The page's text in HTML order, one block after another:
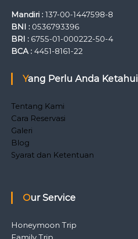
Mandiri :137-00-1447598-8
BNI :0536793396
BRI :6755-01-000222-50-4
BCA :4451-8161-22
Yang Perlu Anda Ketahui
Tentang Kami
Cara Reservasi
Galeri
Blog
Syarat dan Ketentuan
Our Service
Honeymoon Trip